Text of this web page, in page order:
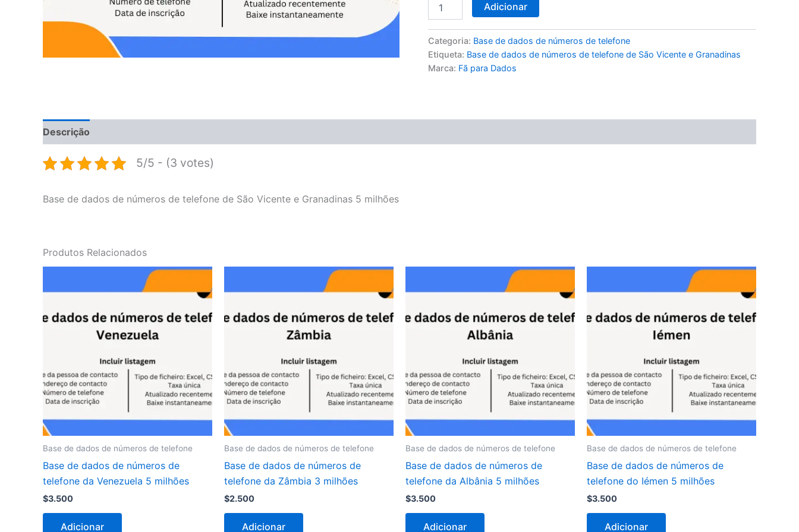
milhões
Adicionar
Categoria: Base de dados de números de telefone
Etiqueta: Base de dados de números de telefone de São Vicente e Granadinas
Marca: Fã para Dados
Descrição
5/5 - (3 votes)
Base de dados de números de telefone de São Vicente e Granadinas 5 milhões
Produtos Relacionados
Base de dados de números de telefone
Base de dados de números de
telefone da Venezuela 5 milhões
$3.500
Adicionar
Base de dados de números de telefone
Base de dados de números de
telefone da Zâmbia 3 milhões
$2.500
Adicionar
Base de dados de números de telefone
Base de dados de números de
telefone da Albânia 5 milhões
$3.500
Adicionar
Base de dados de números de telefone
Base de dados de números de
telefone do Iémen 5 milhões
$3.500
Adicionar